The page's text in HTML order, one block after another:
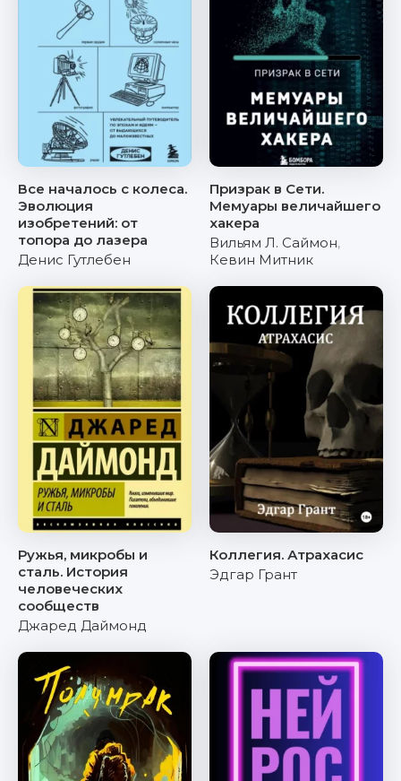
Все началось с колеса.
Эволюция
изобретений: от
топора до лазера
Денис Гутлебен
Призрак в Сети.
Мемуары величайшего
хакера
Вильям Л. Саймон,
Кевин Митник
Ружья, микробы и
сталь. История
человеческих
сообществ
Джаред Даймонд
Коллегия. Атрахасис
Эдгар Грант